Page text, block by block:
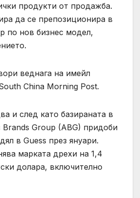
продукти от продажба.
да се препозиционира в
по нов бизнес модел,
веднага на имейл
China Morning Post.
и след като базираната в
Group (ABG) придоби
в Guess през януари.
марката дрехи на 1,4
долара, включително